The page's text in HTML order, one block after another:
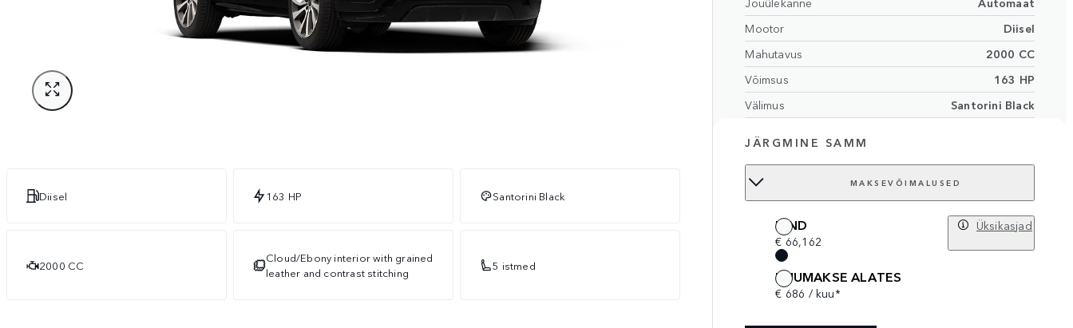
Diisel 163 HP Santorini Black
2000 CC
Cloud/Ebony interior with grained
leather and contrast stitching
5 istmed
Mootor
Diisel
Mahutavus
2000 CC
Võimsus
163 HP
Välimus
Santorini Black
Sisemus
leather and contrast stitching
Istmete arv
5 istmed
Order no.
18586974
JÄRGMINE SAMM
MAKSEVÕIMALUSED
HIND
€ 66,162
Üksikasjad
KUUMAKSE ALATES
€ 686 / kuu*